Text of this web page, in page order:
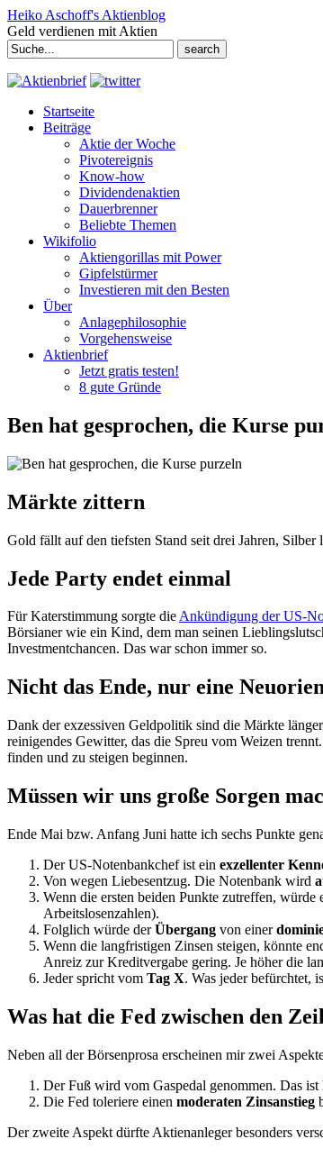
Heiko Aschoff's Aktienblog
Geld verdienen mit Aktien
Search
for:
Startseite
Beiträge
Aktie der Woche
Pivotereignis
Know-how
Dividendenaktien
Dauerbrenner
Beliebte Themen
Wikifolio
Aktiengorillas mit Power
Gipfelstürmer
Investieren mit den Besten
Über
Anlagephilosophie
Vorgehensweise
Aktienbrief
Jetzt gratis testen!
8 gute Gründe
Ben hat gesprochen, die Kurse
Märkte zittern
Gold fällt auf den tiefsten Stand seit drei Jahren,
Jede Party endet einmal
Für Katerstimmung sorgte dieAnkündigung der US-
Börsianer wie ein Kind, dem man seinen
Investmentchancen. Das war schon immer so.
Nicht das Ende, nur eine
Dank der exzessiven Geldpolitik sind die Märkte
reinigendes Gewitter, das die Spreu vom Weizen
finden und zu steigen beginnen.
Müssen wir uns große Sorgen
Ende Mai bzw. Anfang Juni hatte ich sechs Punkte
Der US-Notenbankchef ist ein exzellenter
Von wegen Liebesentzug. Die Notenbank wird
Wenn die ersten beiden Punkte zutreffen,
Arbeitslosenzahlen).
Folglich würde derÜbergang von einer
Wenn die langfristigen Zinsen steigen, könnte
Anreiz zur Kreditvergabe gering. Je höher die
Jeder spricht vom Tag X. Was jeder befürchtet,
Was hat die Fed zwischen den
Neben all der Börsenprosa erscheinen mir zwei
Der Fuß wird vom Gaspedal genommen. Das
Die Fed toleriere einen moderaten Zinsanstieg
Der zweite Aspekt dürfte Aktienanleger besonders